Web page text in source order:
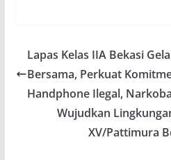
Lapas Kelas IIA Bekasi
Bersama, Perkuat
Handphone Ilegal,
Wujudkan
XV/Pattimura